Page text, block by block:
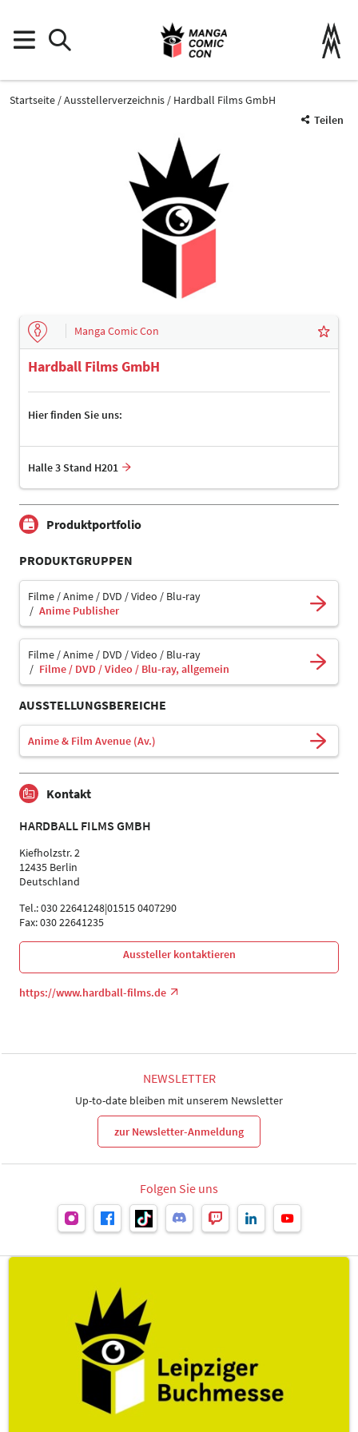
Startseite Ausstellerverzeichnis
Hardball Films GmbH
Teilen
Manga Comic Con
Hardball Films GmbH
Hier finden Sie uns:
Halle 3 Stand H201
Produktportfolio
PRODUKTGRUPPEN
Filme / Anime / DVD / Video / Blu-ray
Anime Publisher
Filme / Anime / DVD / Video / Blu-ray
Filme / DVD / Video / Blu-ray, allgemein
AUSSTELLUNGSBEREICHE
Anime & Film Avenue (Av.)
Kontakt
HARDBALL FILMS GMBH
Kiefholzstr. 2
12435 Berlin
Deutschland
Tel.: 030 22641248|01515 0407290
Fax: 030 22641235
Aussteller kontaktieren
https://www.hardball-films.de
NEWSLETTER
Up-to-date bleiben mit unserem Newsletter
zur Newsletter-Anmeldung
Folgen Sie uns